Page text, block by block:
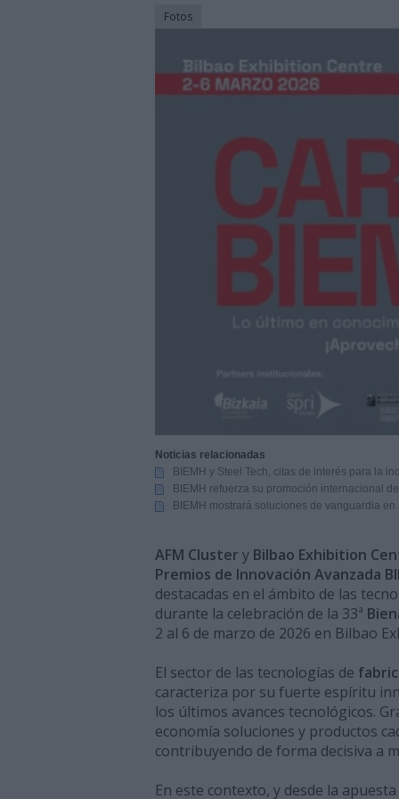
fabricantes
Innovación y nuevas
El MMH 2026 reunirá a
Cómo digitalizar el
| Yaskawa presenta el
| ELGi Compressors nombra
Cómo escalar producción
Emerson lanza nuevo
Fotos
Noticias relacionadas
BIEMH y Steel Tech, citas de interés para la
BIEMH refuerza su promoción internacional
BIEMH mostrará soluciones de vanguardia
AFM Cluster y Bilbao Exhibition
Premios de Innovación Avanzada
destacadas en el ámbito de las
durante la celebración de la 33ª
2 al 6 de marzo de 2026 en Bilbao
El sector de las tecnologías de
caracteriza por su fuerte espíritu
los últimos avances tecnológicos.
economía soluciones y productos
contribuyendo de forma decisiva a
En este contexto, y desde la